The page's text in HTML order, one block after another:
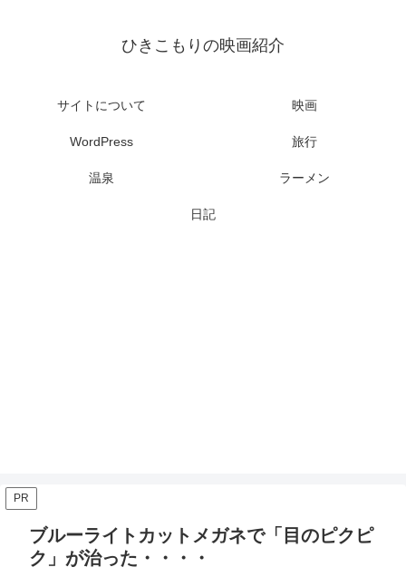
ひきこもりの映画紹介
サイトについて 映画
WordPress 旅行
温泉 ラーメン
日記
PR
ブルーライトカットメガネで「目のピクピ
ク」が治った・・・・